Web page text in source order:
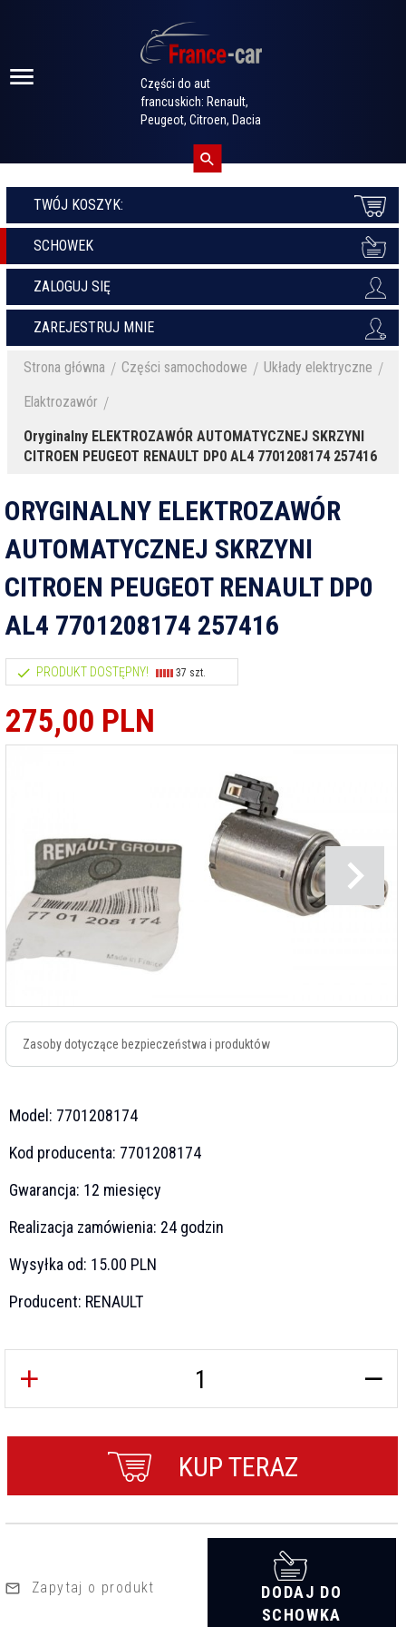
Części do aut
francuskich: Renault,
Peugeot, Citroen, Dacia
TWÓJ KOSZYK:
SCHOWEK
ZALOGUJ SIĘ
ZAREJESTRUJ MNIE
Strona główna Części samochodowe
Układy elektryczne
Elaktrozawór
Oryginalny ELEKTROZAWÓR AUTOMATYCZNEJ SKRZYNI
CITROEN PEUGEOT RENAULT DP0 AL4 7701208174 257416
ORYGINALNY ELEKTROZAWÓR
AUTOMATYCZNEJ SKRZYNI
CITROEN PEUGEOT RENAULT DP0
AL4 7701208174 257416
PRODUKT DOSTĘPNY! 37 szt.
275,00 PLN
Zasoby dotyczące bezpieczeństwa i produktów
Model: 7701208174
Kod producenta: 7701208174
Gwarancja: 12 miesięcy
Realizacja zamówienia: 24 godzin
Wysyłka od: 15.00 PLN
Producent: RENAULT
KUP TERAZ
Zapytaj o produkt
DODAJ DO
SCHOWKA